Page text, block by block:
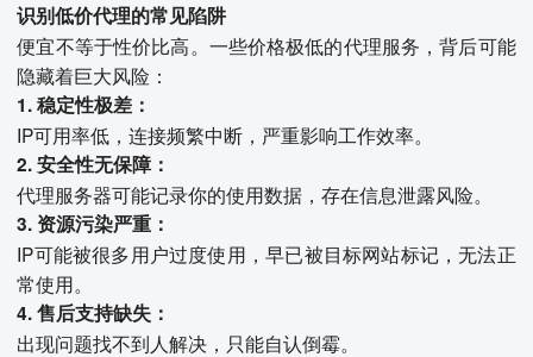
识别低价代理的常见陷阱
便宜不等于性价比高。一些价格极低的代理服务，背后可能
隐藏着巨大风险：
1. 稳定性极差：
IP可用率低，连接频繁中断，严重影响工作效率。
2. 安全性无保障：
代理服务器可能记录你的使用数据，存在信息泄露风险。
3. 资源污染严重：
IP可能被很多用户过度使用，早已被目标网站标记，无法正
常使用。
4. 售后支持缺失：
出现问题找不到人解决，只能自认倒霉。